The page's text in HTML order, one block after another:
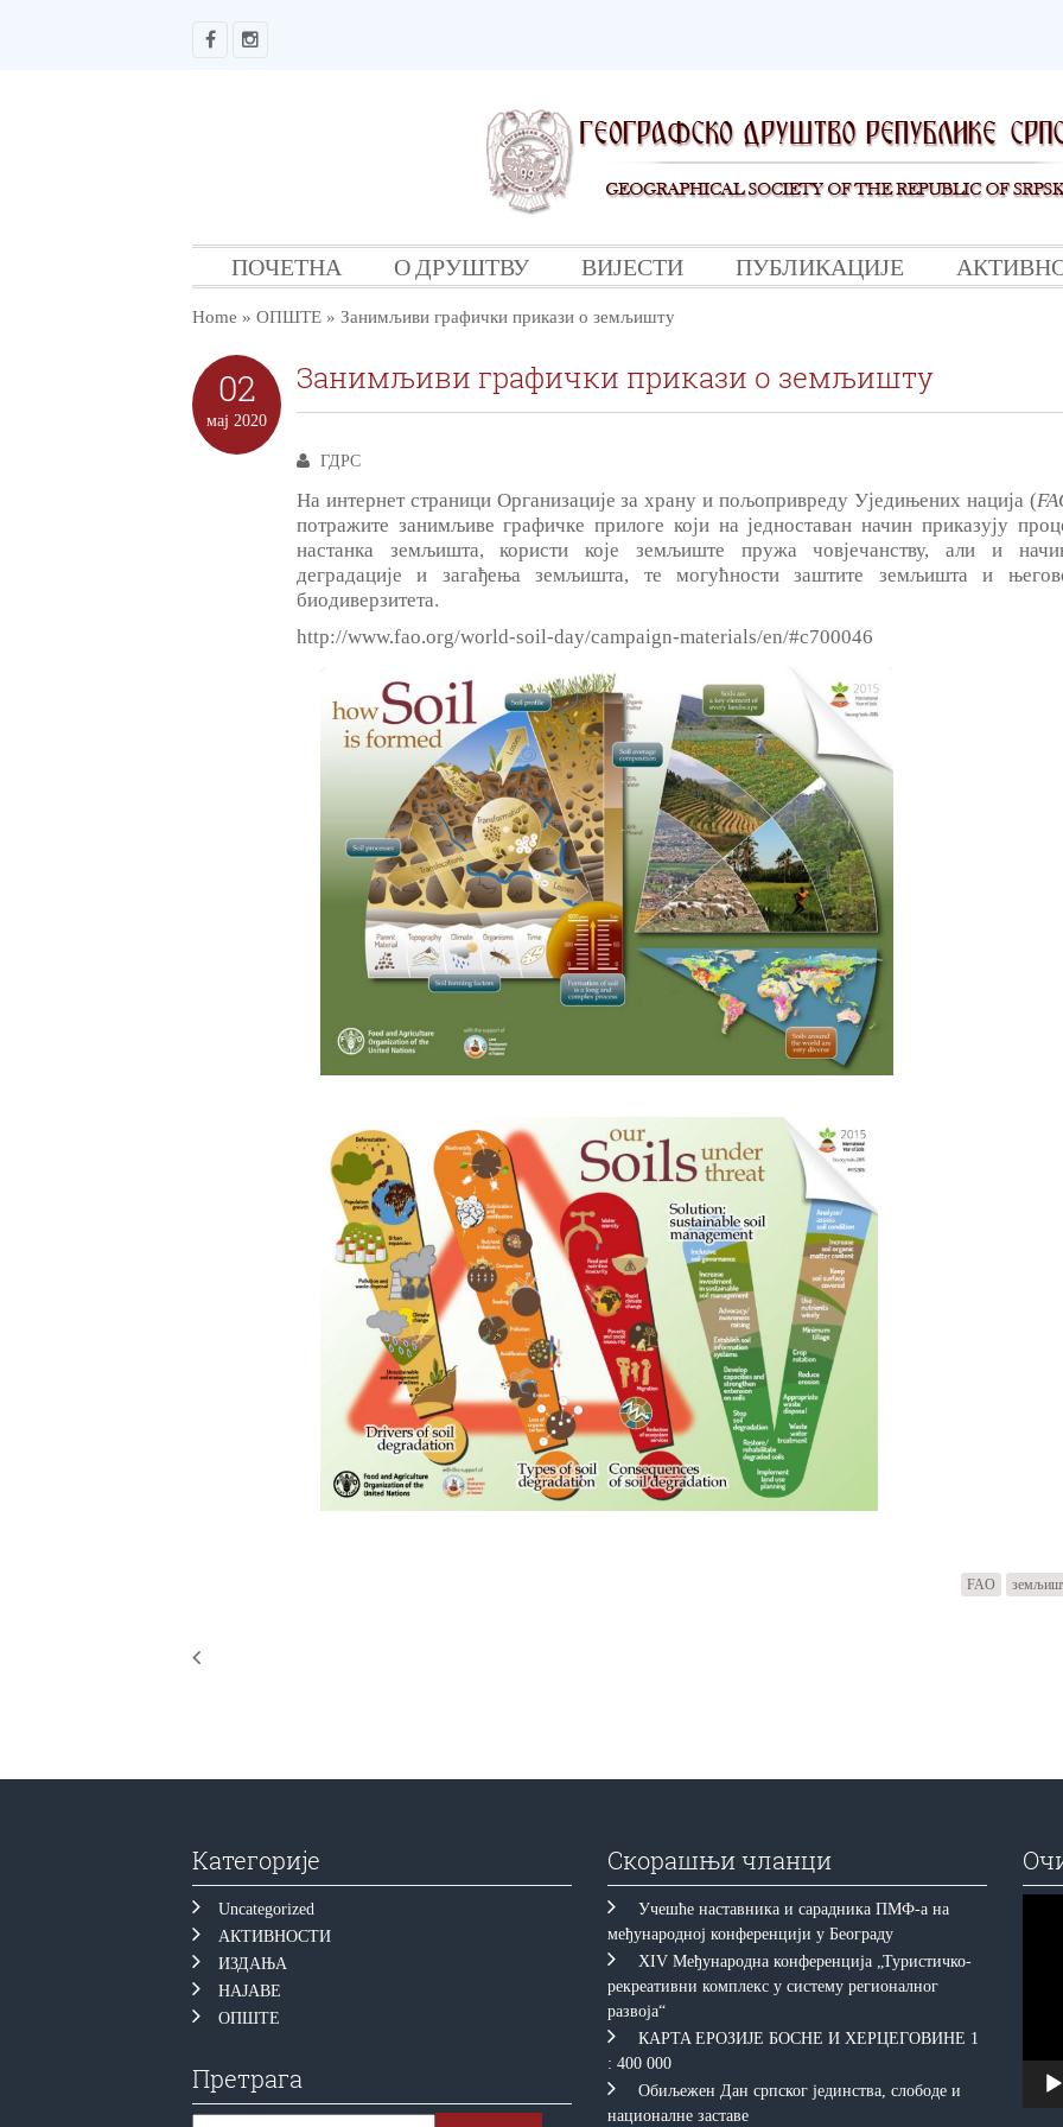
ПОЧЕТНА О ДРУШТВУ ВИЈЕСТИ ПУБЛИКАЦИЈЕ
Home » ОПШТЕ » Занимљиви графички прикази о земљишту
02
мај 2020
Занимљиви графички прикази о земљишту
ГДРС
На интернет страници Организације за храну и пољопривреду Уједињених нација (
потражите занимљиве графичке прилоге који на једноставан начин приказују
настанка земљишта, користи које земљиште пружа човјечанству, али и
деградације и загађења земљишта, те могућности заштите земљишта и
биодиверзитета.
http://www.fao.org/world-soil-day/campaign-materials/en/#c700046
FAO
Категорије
Uncategorized
АКТИВНОСТИ
ИЗДАЊА
НАЈАВЕ
ОПШТЕ
Претрага
Скорашњи чланци
Учешће наставника и сарадника ПМФ-а на
међународној конференцији у Београду
XIV Међународна конференција „Туристичко-
рекреативни комплекс у систему регионалног
развоја“
КAРTA EРOЗИJE БOСНE И ХEРЦEГOВИНE 1
: 400 000
Обиљежен Дан српског јединства, слободе и
националне заставе